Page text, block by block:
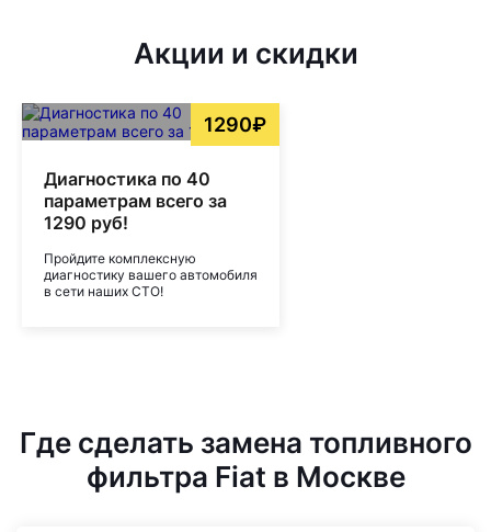
Акции и скидки
1290₽
Диагностика по 40
параметрам всего за
1290 руб!
Пройдите комплексную
диагностику вашего автомобиля
в сети наших СТО!
Где сделать замена топливного
фильтра Fiat в Москве